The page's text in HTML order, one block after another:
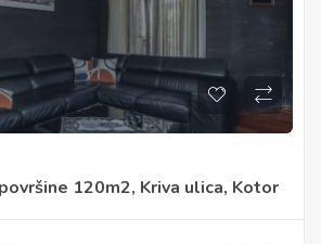
120m2, Kriva ulica, Kotor